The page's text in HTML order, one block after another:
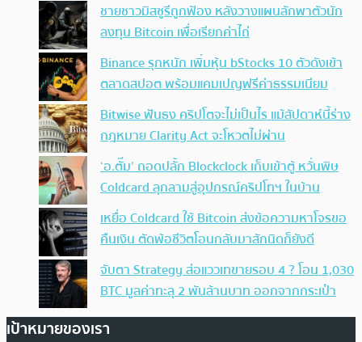
ชายชาวมิสซูรีถูกฟ้อง หลังวางแผนลักพาตัวนัก
ลงทุน Bitcoin เพื่อเรียกค่าไถ่
Binance รุกหนัก เพิ่มหุ้น bStocks 10 ตัวดังเข้า
ตลาดสปอต พร้อมแคมเปญฟรีค่าธรรมเนียม
Bitwise ฟันธง คริปโตจะไม่เป็นไร แม้สัปดาห์นี้ร่าง
กฎหมาย Clarity Act จะโหวตไม่ผ่าน
‘อ.ตั๊ม’ ถอดปลั้ก Blockclock เก็บเข้าตู้ หวั่นพิษ
Coldcard ลุกลามสู่อุปกรณ์คริปโทฯ ในบ้าน
เหยื่อ Coldcard ใช้ Bitcoin ส่งข้อความหาโจรขอ
คืนเงิน ตัดพ้อชีวิตโอนกลับมาสักนิดก็ยังดี
จับตา Strategy ส่อแววเทขายรอบ 4 ? โอน 1,030
BTC มูลค่าทะลุ 2 พันล้านบาท ออกจากกระเป๋า
เป้าหมายของเรา